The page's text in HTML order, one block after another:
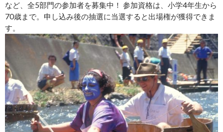
など、全5部門の参加者を募集中！ 参加資格は、小学4年生から
70歳まで。申し込み後の抽選に当選すると出場権が獲得できま
す。